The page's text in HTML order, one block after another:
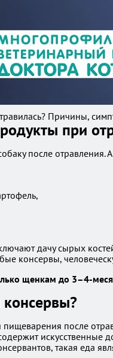
Причины,
при
после
дачу сырых
консервы,
щенкам до 3–4-
после
такая еда